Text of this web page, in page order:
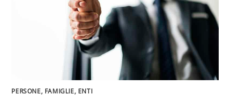
PERSONE, FAMIGLIE, ENTI